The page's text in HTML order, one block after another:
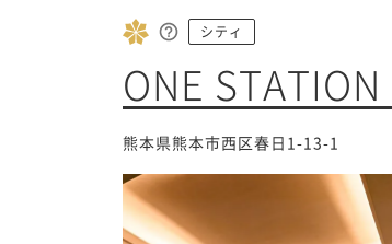
シティ
ONE
熊本県熊本市西区春日1-13-1